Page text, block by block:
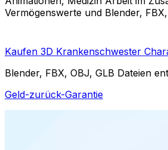
Vermögenswerte und Blender,
Kaufen 3D Krankenschwester
Blender, FBX, OBJ, GLB Dateien
Geld-zurück-Garantie